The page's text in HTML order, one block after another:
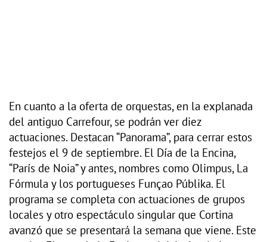
En cuanto a la oferta de orquestas, en la explanada
del antiguo Carrefour, se podrán ver diez
actuaciones. Destacan “Panorama”, para cerrar estos
festejos el 9 de septiembre. El Día de la Encina,
“París de Noia” y antes, nombres como Olimpus, La
Fórmula y los portugueses Funçao Públika. El
programa se completa con actuaciones de grupos
locales y otro espectáculo singular que Cortina
avanzó que se presentará la semana que viene. Este